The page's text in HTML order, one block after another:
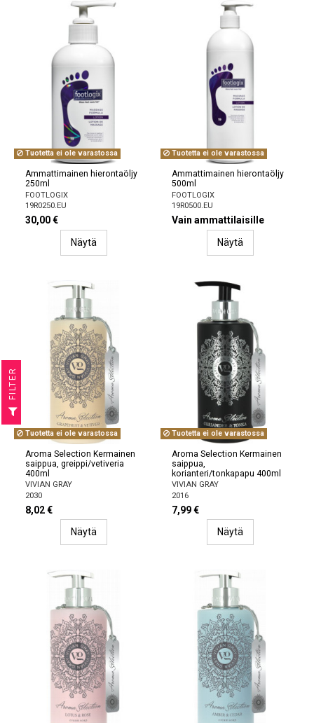
Tuotetta ei ole varastossa
Ammattimainen hierontaöljy
250ml
FOOTLOGIX
19R0250.EU
30,00 €
Näytä
Tuotetta ei ole varastossa
Ammattimainen hierontaöljy
500ml
FOOTLOGIX
19R0500.EU
Vain ammattilaisille
Näytä
Tuotetta ei ole varastossa
Aroma Selection Kermainen
saippua, greippi/vetiveria
400ml
VIVIAN GRAY
2030
8,02 €
Näytä
Tuotetta ei ole varastossa
Aroma Selection Kermainen
saippua,
korianteri/tonkapapu 400ml
VIVIAN GRAY
2016
7,99 €
Näytä
R